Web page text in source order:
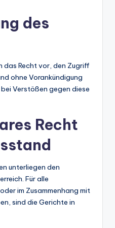
des
das Recht vor, den Zugriff
ohne Vorankündigung
Verstößen gegen diese
Recht
unterliegen den
Für alle
im Zusammenhang mit
sind die Gerichte in